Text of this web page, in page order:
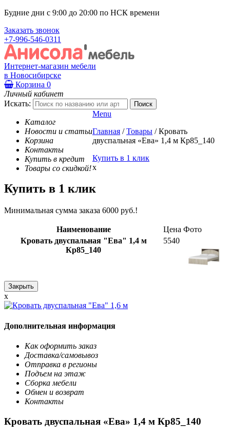
Будние дни с 9:00 до 20:00 по НСК времени
Заказать звонок
+7-996-546-0311
Интернет-магазин мебели
в Новосибирске
Корзина 0
Личный кабинет
Искать:
Каталог
Новости и статьи
Корзина
Контакты
Купить в кредит
Товары со скидкой!
Menu
Главная / Товары / Кровать
двуспальная «Ева» 1,4 м Кр85_140
Купить в 1 клик
x
Купить в 1 клик
Минимальная сумма заказа 6000 руб.!
Наименование Цена Фото
Кровать двуспальная "Ева" 1,4 м
Кр85_140
5540
Закрыть
x
Дополнительная информация
Как оформить заказ
Доставка/самовывоз
Отправка в регионы
Подъем на этаж
Сборка мебели
Обмен и возврат
Контакты
Кровать двуспальная «Ева» 1,4 м Кр85_140